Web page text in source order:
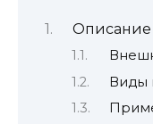
Описание
Виды